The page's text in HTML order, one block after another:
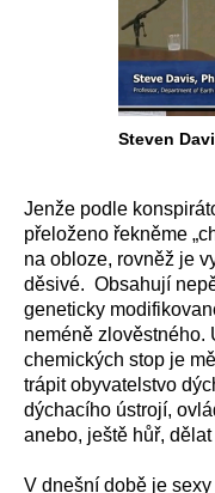
Steven
Jenže podle
přeloženo řekněme
na obloze, rovněž je
děsivé. Obsahují
geneticky
neméně zlověstného.
chemických stop je
trápit obyvatelstvo
dýchacího ústrojí,
anebo, ještě hůř,
V dnešní době je